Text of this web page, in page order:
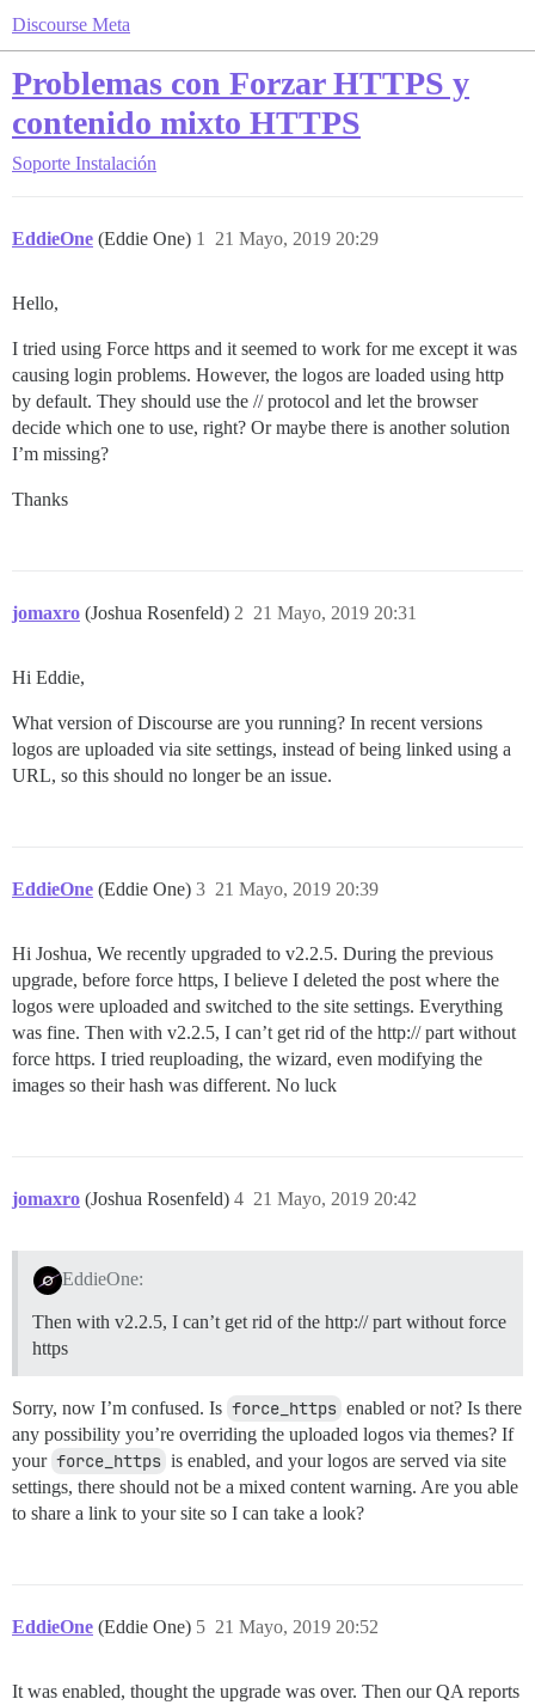
Discourse Meta
Problemas con Forzar HTTPS y
contenido mixto HTTPS
Soporte Instalación
EddieOne (Eddie One) 21 Mayo, 2019 20:29
1
Hello,
I tried using Force https and it seemed to work for me except it was
causing login problems. However, the logos are loaded using http
by default. They should use the // protocol and let the browser
decide which one to use, right? Or maybe there is another solution
I’m missing?
Thanks
jomaxro (Joshua Rosenfeld) 21 Mayo, 2019 20:31
2
Hi Eddie,
What version of Discourse are you running? In recent versions
logos are uploaded via site settings, instead of being linked using a
URL, so this should no longer be an issue.
EddieOne (Eddie One) 21 Mayo, 2019 20:39
3
Hi Joshua, We recently upgraded to v2.2.5. During the previous
upgrade, before force https, I believe I deleted the post where the
logos were uploaded and switched to the site settings. Everything
was fine. Then with v2.2.5, I can’t get rid of the http:// part without
force https. I tried reuploading, the wizard, even modifying the
images so their hash was different. No luck
jomaxro (Joshua Rosenfeld) 21 Mayo, 2019 20:42
4
EddieOne:
Then with v2.2.5, I can’t get rid of the http:// part without force
https
Sorry, now I’m confused. Is force_https enabled or not? Is there
any possibility you’re overriding the uploaded logos via themes? If
your force_https is enabled, and your logos are served via site
settings, there should not be a mixed content warning. Are you able
to share a link to your site so I can take a look?
EddieOne (Eddie One) 21 Mayo, 2019 20:52
5
It was enabled, thought the upgrade was over. Then our QA reports